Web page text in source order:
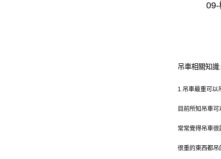
吊車相關知識:
1.吊車最重可以
目前所知吊車
常常覺得吊車很
很重的東西都吊